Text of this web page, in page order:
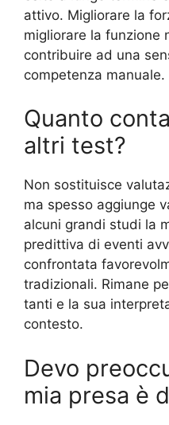
attivo. Migliorare la
migliorare la funzione
contribuire ad una
competenza manuale.
Quanto
altri test?
Non sostituisce
ma spesso aggiunge
alcuni grandi studi la
predittiva di eventi
confrontata
tradizionali. Rimane
tanti e la sua
contesto.
Devo
mia presa è